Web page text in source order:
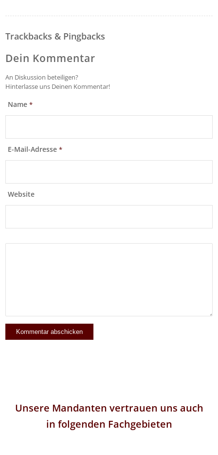
Trackbacks & Pingbacks
Dein Kommentar
An Diskussion beteiligen?
Hinterlasse uns Deinen Kommentar!
Name*
E-Mail-Adresse*
Website
Unsere Mandanten vertrauen uns auch
in folgenden Fachgebieten